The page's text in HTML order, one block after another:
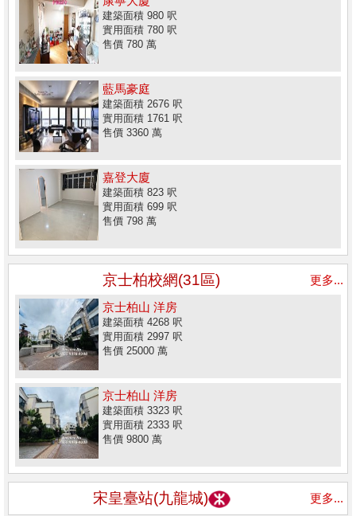
建築面積 980 呎
實用面積 780 呎
售價 780 萬
藍馬豪庭
建築面積 2676 呎
實用面積 1761 呎
售價 3360 萬
嘉登大廈
建築面積 823 呎
實用面積 699 呎
售價 798 萬
京士柏校網(31區)
更多...
京士柏山 洋房
建築面積 4268 呎
實用面積 2997 呎
售價 25000 萬
京士柏山 洋房
建築面積 3323 呎
實用面積 2333 呎
售價 9800 萬
宋皇臺站(九龍城) 更多...